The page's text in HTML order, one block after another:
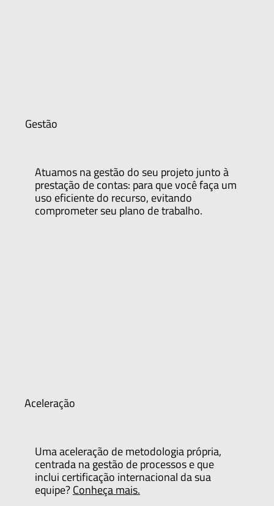
Gestão
Atuamos na gestão do seu projeto junto à
prestação de contas: para que você faça um
uso eficiente do recurso, evitando
comprometer seu plano de trabalho.
Aceleração
Uma aceleração de metodologia própria,
centrada na gestão de processos e que
inclui certificação internacional da sua
equipe?Conheça mais.